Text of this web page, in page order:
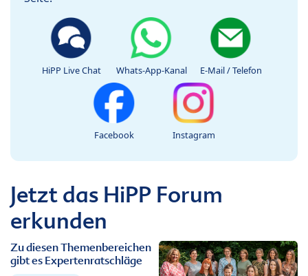
HiPP Live Chat Whats-App-Kanal E-Mail / Telefon
Facebook Instagram
Jetzt das HiPP Forum
erkunden
Zu diesen Themenbereichen
gibt es Expertenratschläge